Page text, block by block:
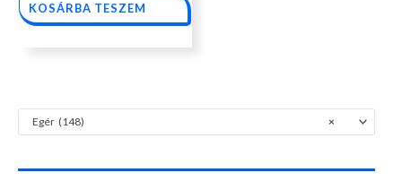
×
Egér (148)
KOSÁRBA TESZEM